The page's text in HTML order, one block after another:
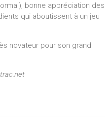
bonne appréciation des
qui aboutissent à un jeu
novateur pour son grand